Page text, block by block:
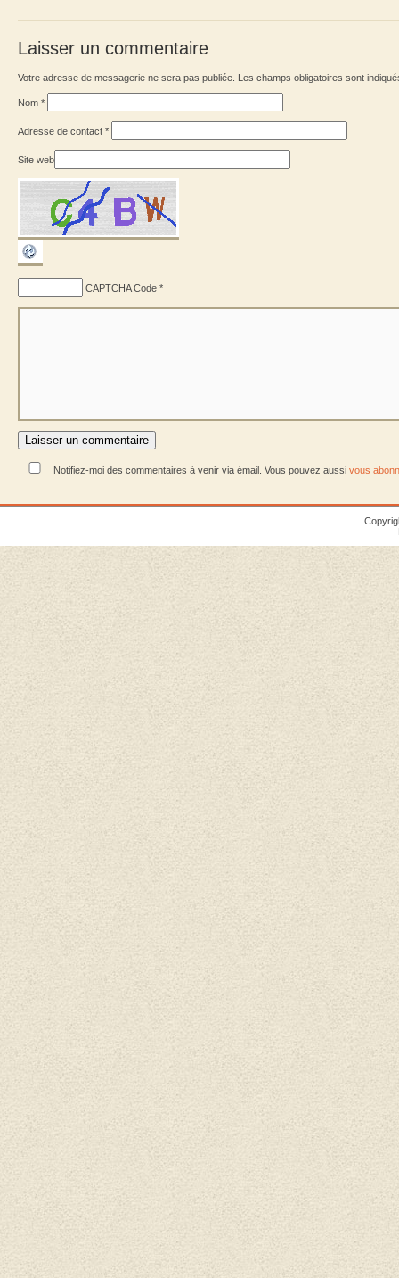
Laisser un commentaire
Votre adresse de messagerie ne sera pas publiée. Les champs obligatoires sont
Nom *
Adresse de contact *
Site web
CAPTCHA Code *
Notifiez-moi des commentaires à venir via émail. Vous pouvez aussi vous